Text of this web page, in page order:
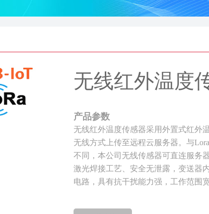
无线红外温度
产品参数
无线红外温度传感器采用外置式红外
无线方式上传至远程云服务器。与
不同，本公司无线传感器可直连服务
激光焊接工艺、安全无泄露，变送器
电路，具有抗干扰能力强，工作范围